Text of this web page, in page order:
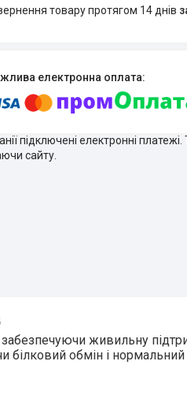
товару протягом 14 днів
підключені електронні
сайту.
забезпечуючи живильну
білковий обмін і нормальний